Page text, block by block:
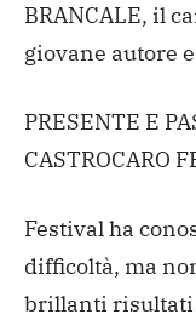
BRANCALE, il
giovane autore
PRESENTE E
CASTROCARO
Festival ha
difficoltà, ma
brillanti risultati